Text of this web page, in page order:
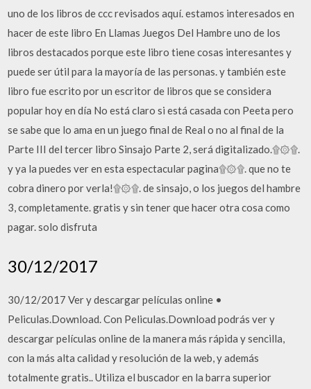
uno de los libros de ccc revisados aquí. estamos interesados en
hacer de este libro En Llamas Juegos Del Hambre uno de los
libros destacados porque este libro tiene cosas interesantes y
puede ser útil para la mayoría de las personas. y también este
libro fue escrito por un escritor de libros que se considera
popular hoy en día No está claro si está casada con Peeta pero
se sabe que lo ama en un juego final de Real o no al final de la
Parte III del tercer libro Sinsajo Parte 2, será digitalizado.۩۞۩.
y ya la puedes ver en esta espectacular pagina۩۞۩. que no te
cobra dinero por verla!۩۞۩. de sinsajo, o los juegos del hambre
3, completamente. gratis y sin tener que hacer otra cosa como
pagar. solo disfruta
30/12/2017
30/12/2017 Ver y descargar películas online •
Peliculas.Download. Con Peliculas.Download podrás ver y
descargar películas online de la manera más rápida y sencilla,
con la más alta calidad y resolución de la web, y además
totalmente gratis.. Utiliza el buscador en la barra superior